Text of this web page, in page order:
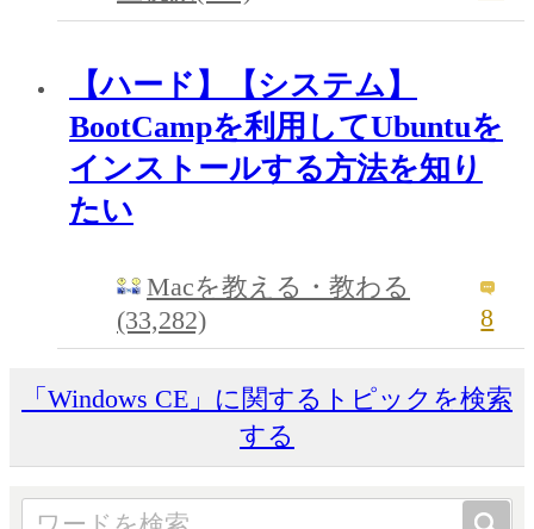
【ハード】【システム】
BootCampを利用してUbuntuを
インストールする方法を知り
たい
Macを教える・教わる
(33,282)
8
「Windows CE」に関するトピックを検索
する